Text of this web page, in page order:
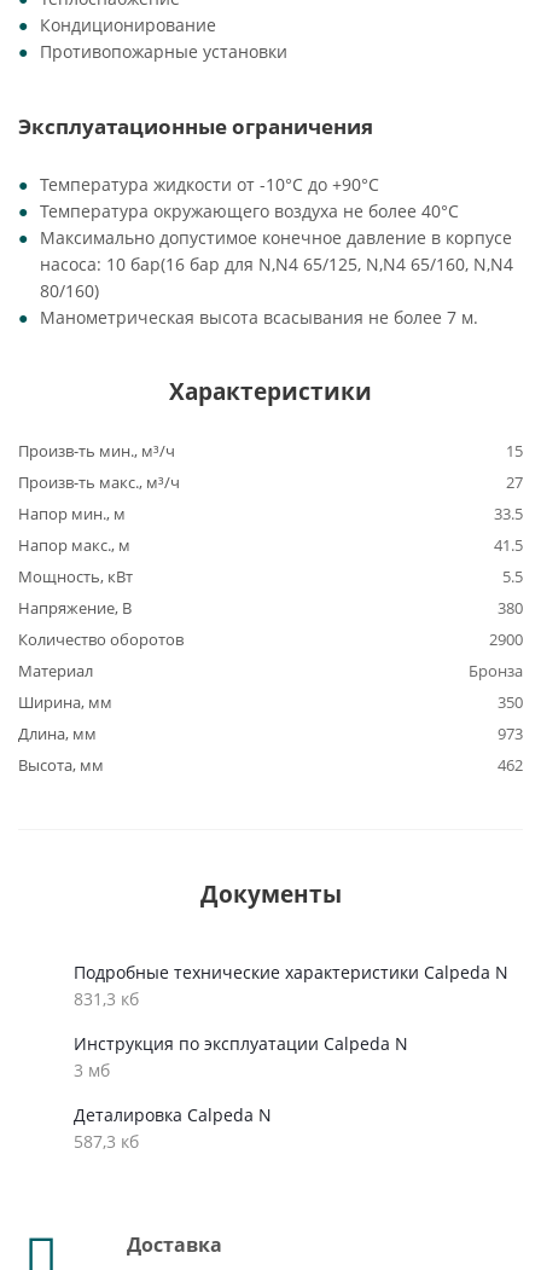
Кондиционирование
Противопожарные установки
Эксплуатационные ограничения
Температура жидкости от -10°C до +90°C
Температура окружающего воздуха не более 40°C
Максимально допустимое конечное давление в корпусе
насоса: 10 бар(16 бар для N,N4 65/125, N,N4 65/160, N,N4
80/160)
Манометрическая высота всасывания не более 7 м.
Характеристики
Произв-ть мин., м³/ч
15
Произв-ть макс., м³/ч
27
Напор мин., м
33.5
Напор макс., м
41.5
Мощность, кВт
5.5
Напряжение, В
380
Количество оборотов
2900
Материал
Бронза
Ширина, мм
350
Длина, мм
973
Высота, мм
462
Документы
Подробные технические характеристики Calpeda N
831,3 кб
Инструкция по эксплуатации Calpeda N
3 мб
Деталировка Calpeda N
587,3 кб
Доставка